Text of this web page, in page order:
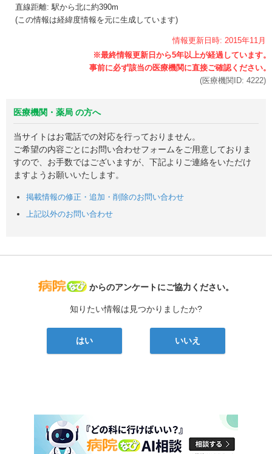
直線距離: 駅から北に約390m
(この情報は経緯度情報を元に生成しています)
情報更新日時: 2015年11月
(医療機関ID: 4222)
医療機関・薬局 の方へ
当サイトはお電話での対応を行っておりません。
ご希望の内容ごとにお問い合わせフォームをご用意しておりま
すので、お手数ではございますが、下記よりご連絡をいただけ
ますようお願いいたします。
掲載情報の修正・追加・削除のお問い合わせ
上記以外のお問い合わせ
病院なび
からのアンケートにご協力ください。
知りたい情報は見つかりましたか?
はい いいえ